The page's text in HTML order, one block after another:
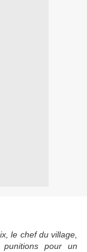
le chef du village,
pour un